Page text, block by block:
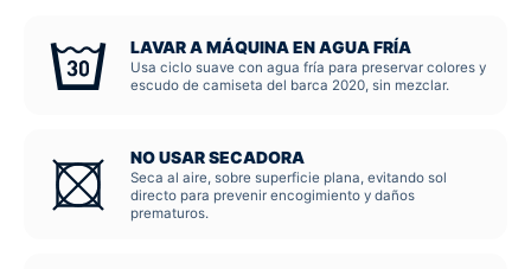
LAVAR A MÁQUINA EN AGUA FRÍA
Usa ciclo suave con agua fría para preservar colores y
escudo de camiseta del barca 2020, sin mezclar.
NO USAR SECADORA
Seca al aire, sobre superficie plana, evitando sol
directo para prevenir encogimiento y daños
prematuros.